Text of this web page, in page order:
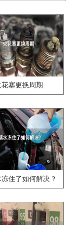
花塞更换周期
住了如何解决？